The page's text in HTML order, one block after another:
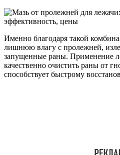
Именно благодаря такой
лишнюю влагу с пролежней,
запущенные раны. Применение
качественно очистить раны от
способствует быстрому